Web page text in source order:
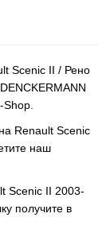
Scenic II / Рено
Renault Scenic
наш
Scenic II 2003-
получите в